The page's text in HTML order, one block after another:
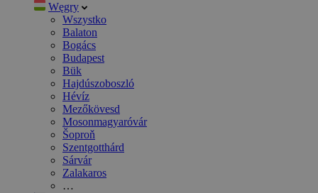
Węgry
Wszystko
Balaton
Bogács
Budapest
Bük
Hajdúszoboszló
Hévíz
Mezőkövesd
Mosonmagyaróvár
Šoproň
Szentgotthárd
Sárvár
Zalakaros
…